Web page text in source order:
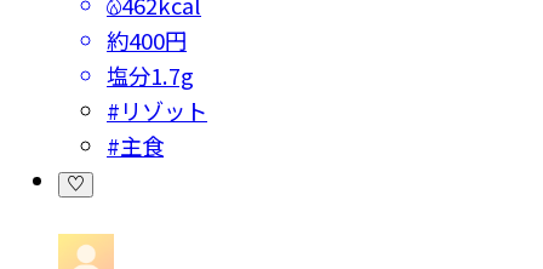
約400円
塩分1.7g
#リゾット
#主食